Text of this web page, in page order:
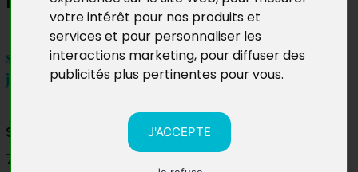
votre intérêt pour nos produits et
services et pour personnaliser les
interactions marketing, pour diffuser des
publicités plus pertinentes pour vous.
J'ACCEPTE
samedi 7 et dimanche 8 novembre 2015 – toute la
journée
Salon du livre de Ripaille
74200 Thonon-les-Bains